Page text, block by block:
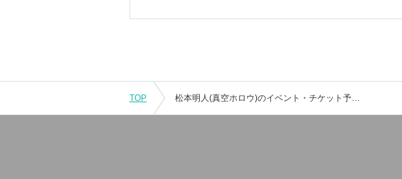
TOP 松本明人(真空ホロウ)のイベント・チケット予約・購入・販売情報一覧